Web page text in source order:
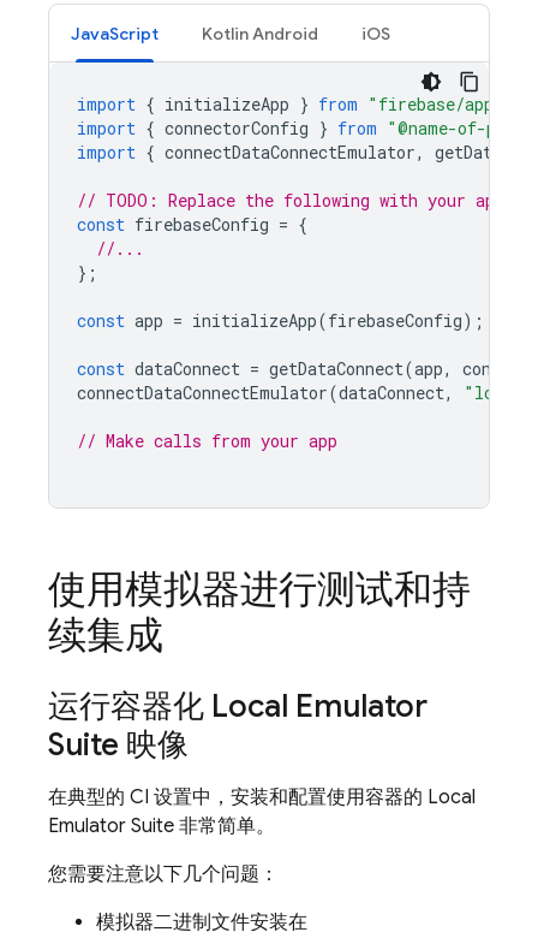
JavaScript Kotlin Android iOS
import { initializeApp } from "firebase/app"
import { connectorConfig } from "@name-of-
import { connectDataConnectEmulator,
// TODO: Replace the following with your
const firebaseConfig = {
//...
};
const app = initializeApp(firebaseConfig);
const dataConnect = getDataConnect(app,
connectDataConnectEmulator(dataConnect,
// Make calls from your app
使用模拟器进行测试和持
续集成
运行容器化 Local Emulator
Suite 映像
在典型的 CI 设置中，安装和配置使用容器的 Local
Emulator Suite 非常简单。
您需要注意以下几个问题：
模拟器二进制文件安装在